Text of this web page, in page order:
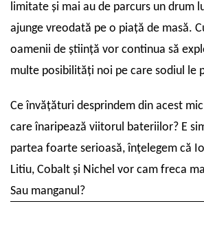
limitate și mai au de parcurs un drum
ajunge vreodată pe o piață de masă.
oamenii de știință vor continua să
multe posibilități noi pe care sodiul le
Ce învățături desprindem din acest
care înaripează viitorul bateriilor? E
partea foarte serioasă, înțelegem că
Litiu, Cobalt și Nichel vor cam freca
Sau manganul?